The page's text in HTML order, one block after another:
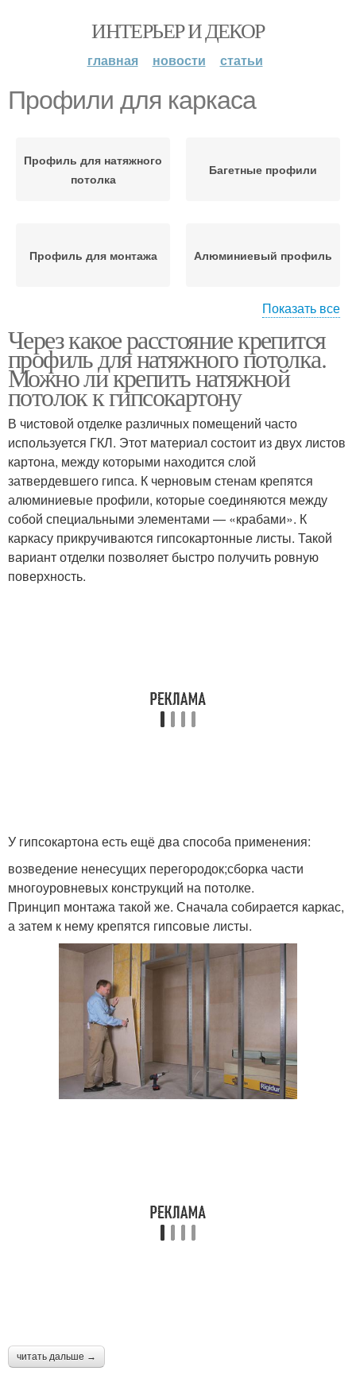
ИНТЕРЬЕР И ДЕКОР
главная новости статьи
Профили для каркаса
Профиль для натяжного
потолка
Багетные профили
Профиль для монтажа Алюминиевый профиль
потолков
Пристенные профили
Профили для натяжных
потолков
Профиль для натяжного
полотна
Потолочный профиль Теневой профиль
Гипсокартон на
деревянный каркас
Показать все
Через какое расстояние крепится
профиль для натяжного потолка.
Можно ли крепить натяжной
потолок к гипсокартону
В чистовой отделке различных помещений часто
используется ГКЛ. Этот материал состоит из двух листов
картона, между которыми находится слой
затвердевшего гипса. К черновым стенам крепятся
алюминиевые профили, которые соединяются между
собой специальными элементами — «крабами». К
каркасу прикручиваются гипсокартонные листы. Такой
вариант отделки позволяет быстро получить ровную
поверхность.
У гипсокартона есть ещё два способа применения:
возведение ненесущих перегородок;сборка части
многоуровневых конструкций на потолке.
Принцип монтажа такой же. Сначала собирается каркас,
а затем к нему крепятся гипсовые листы.
читать дальше →